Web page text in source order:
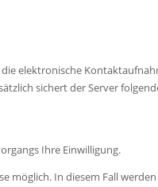
elektronische
sichert der Server
Ihre Einwilligung.
möglich. In diesem Fall